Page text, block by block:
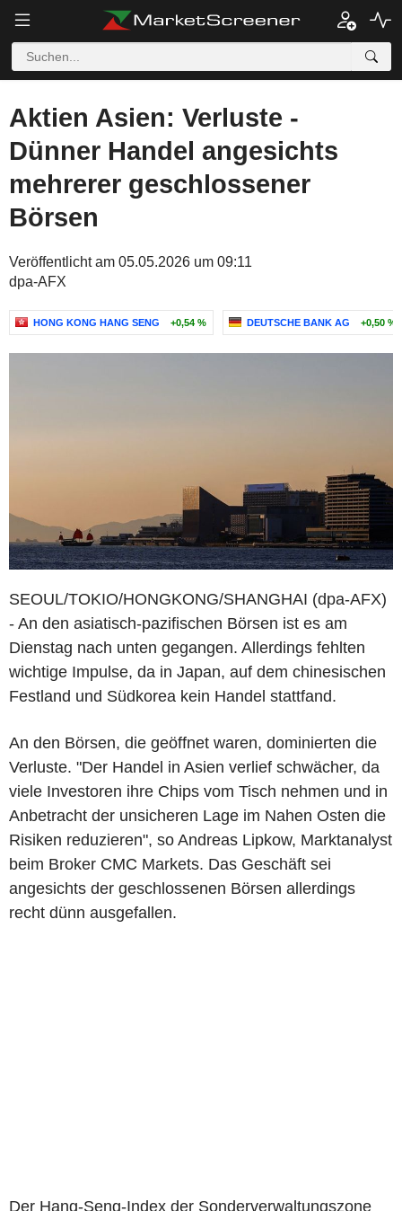
Aktien Asien: Verluste -
Dünner Handel angesichts
mehrerer geschlossener
Börsen
Veröffentlicht am 05.05.2026 um 09:11
dpa-AFX
HONG KONG HANG SENG +0,54 % DEUTSCHE BANK AG +0,50 %
SEOUL/TOKIO/HONGKONG/SHANGHAI (dpa-AFX)
- An den asiatisch-pazifischen Börsen ist es am
Dienstag nach unten gegangen. Allerdings fehlten
wichtige Impulse, da in Japan, auf dem chinesischen
Festland und Südkorea kein Handel stattfand.
An den Börsen, die geöffnet waren, dominierten die
Verluste. "Der Handel in Asien verlief schwächer, da
viele Investoren ihre Chips vom Tisch nehmen und in
Anbetracht der unsicheren Lage im Nahen Osten die
Risiken reduzieren", so Andreas Lipkow, Marktanalyst
beim Broker CMC Markets. Das Geschäft sei
angesichts der geschlossenen Börsen allerdings
recht dünn ausgefallen.
Der Hang-Seng-Index der Sonderverwaltungszone